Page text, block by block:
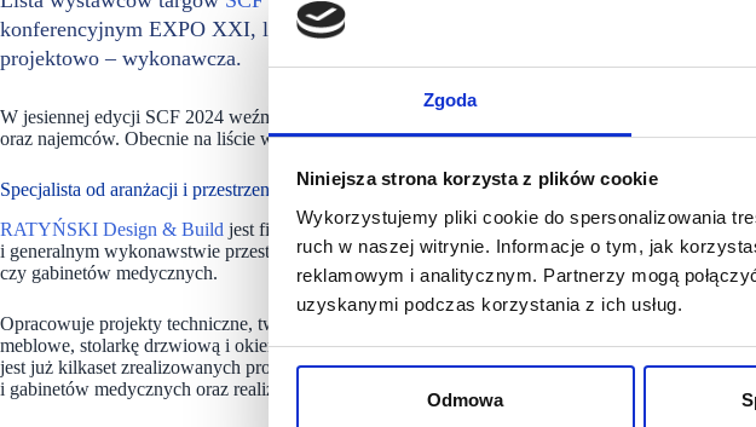
Zgoda
Niniejsza strona korzysta z plików cookie
Wykorzystujemy pliki cookie do spersonalizowania
ruch w naszej witrynie. Informacje o tym, jak
reklamowym i analitycznym. Partnerzy mogą
uzyskanymi podczas korzystania z ich usług.
Odmowa
konferencyjnym EXPO XXI, liczy obecnie 43 firmy. Wśród nich jest RATYŃSKI
projektowo – wykonawcza.
W jesiennej edycji SCF 2024 weźmie udział około 1400 przedstawicieli firm deweloperskich i
oraz najemców. Obecnie na liście wystawców jest 43 firm, a wśród nich RATYŃSKI Design &
Specjalista od aranżacji i przestrzeni komercyjnych
RATYŃSKI Design & Build jest firmą projektowo – wykonawcza o zasięgu ogólnopolskim
i generalnym wykonawstwie przestrzeni komercyjnych z branży retail, office, HoReCa oraz
czy gabinetów medycznych.
Opracowuje projekty techniczne, tworzy projekty wnętrz, wykonuje prace wykończeniowe oraz
meblowe, stolarkę drzwiową i okienną oraz zarządzaprocesem inwestycyjnym. Posiada
jest już kilkaset zrealizowanych projektów w branży retail, office oraz w obszarze prywatnej
i gabinetów medycznych oraz realizacji wnętrz prywatnych w Polsce i innych krajach Unii